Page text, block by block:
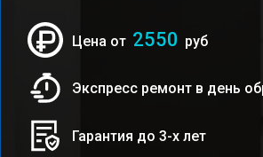
Цена от 2550 руб
Экспресс ремонт в день
Гарантия до 3-х лет